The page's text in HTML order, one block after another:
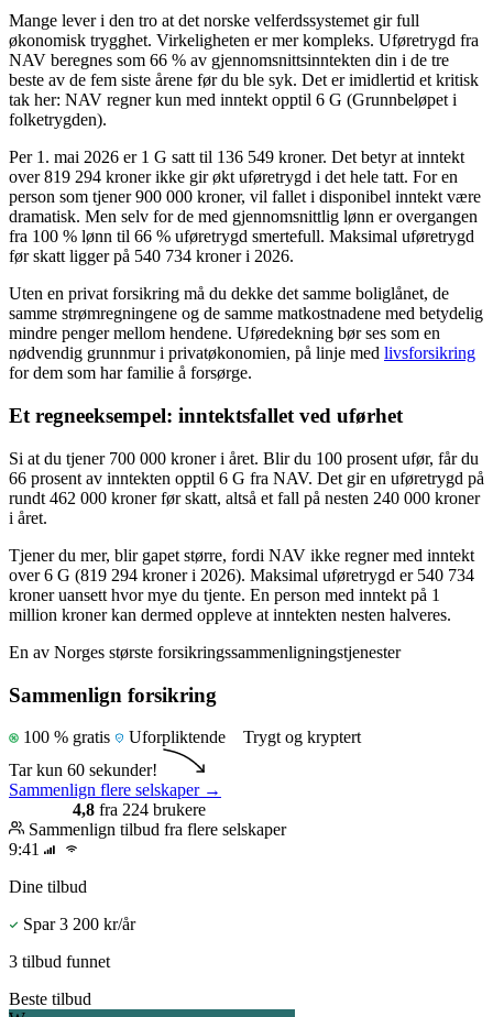
Mange lever i den tro at det norske velferdssystemet gir full
økonomisk trygghet. Virkeligheten er mer kompleks. Uføretrygd fra
NAV beregnes som 66 % av gjennomsnittsinntekten din i de tre
beste av de fem siste årene før du ble syk. Det er imidlertid et kritisk
tak her: NAV regner kun med inntekt opptil 6 G (Grunnbeløpet i
folketrygden).
Per 1. mai 2026 er 1 G satt til 136 549 kroner. Det betyr at inntekt
over 819 294 kroner ikke gir økt uføretrygd i det hele tatt. For en
person som tjener 900 000 kroner, vil fallet i disponibel inntekt være
dramatisk. Men selv for de med gjennomsnittlig lønn er overgangen
fra 100 % lønn til 66 % uføretrygd smertefull. Maksimal uføretrygd
før skatt ligger på 540 734 kroner i 2026.
Uten en privat forsikring må du dekke det samme boliglånet, de
samme strømregningene og de samme matkostnadene med betydelig
mindre penger mellom hendene. Uføredekning bør ses som en
nødvendig grunnmur i privatøkonomien, på linje med livsforsikring
for dem som har familie å forsørge.
Et regneeksempel: inntektsfallet ved uførhet
Si at du tjener 700 000 kroner i året. Blir du 100 prosent ufør, får du
66 prosent av inntekten opptil 6 G fra NAV. Det gir en uføretrygd på
rundt 462 000 kroner før skatt, altså et fall på nesten 240 000 kroner
i året.
Tjener du mer, blir gapet større, fordi NAV ikke regner med inntekt
over 6 G (819 294 kroner i 2026). Maksimal uføretrygd er 540 734
kroner uansett hvor mye du tjente. En person med inntekt på 1
million kroner kan dermed oppleve at inntekten nesten halveres.
En av Norges største forsikringssammenligningstjenester
Sammenlign forsikring
100 % gratis Uforpliktende
Trygt og kryptert
Tar kun 60 sekunder!
Sammenlign flere selskaper →
4,8 fra 224 brukere
Sammenlign tilbud fra flere selskaper
9:41
Dine tilbud
Spar 3 200 kr/år
3 tilbud funnet
Beste tilbud